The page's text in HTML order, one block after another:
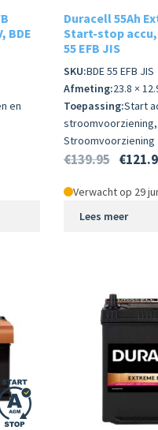
BDE
en
Duracell 55Ah
Start-stop accu,
55 EFB JIS
SKU:BDE 55 EFB JIS
Afmeting:23.8 ×
Toepassing:Start
stroomvoorziening,
Stroomvoorziening
€139.95 €
Verwacht op 29
Lees meer